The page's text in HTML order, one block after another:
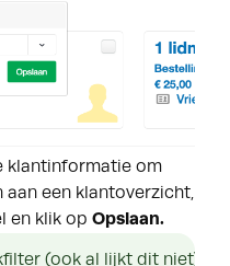
klantinformatie om
een klantoverzicht,
en klik op Opslaan.
(ook al lijkt dit niet)